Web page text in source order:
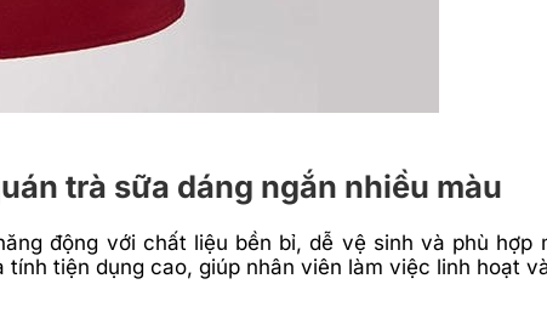
trà sữa dáng ngắn nhiều màu
động với chất liệu bền bỉ, dễ vệ sinh và phù hợp
tiện dụng cao, giúp nhân viên làm việc linh hoạt